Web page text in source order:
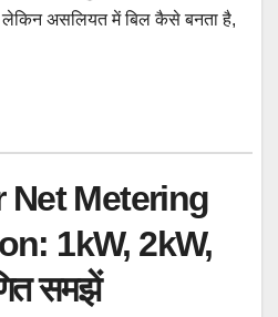
लेकिन असलियत में बिल कैसे बनता है,
Net Metering
1kW, 2kW,
समझें